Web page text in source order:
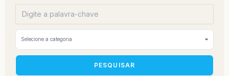
PESQUISAR